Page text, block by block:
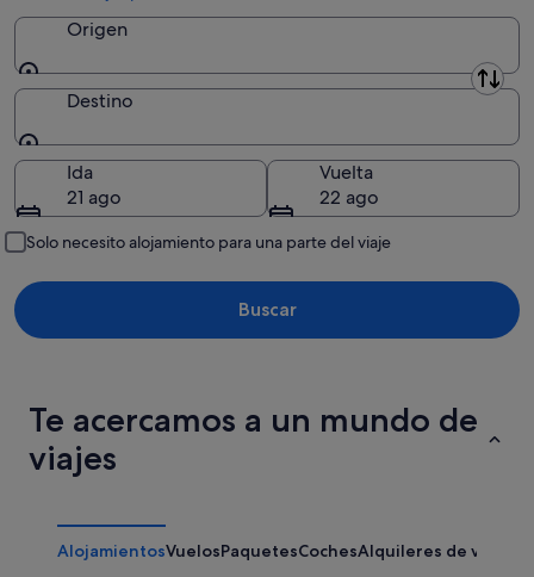
Origen
Origen
Destino
Destino
Ida
21 ago
Vuelta
22 ago
Solo necesito alojamiento para una parte del viaje
Buscar
Te acercamos a un mundo de
viajes
AlojamientosVuelosPaquetesCochesAlquileres de